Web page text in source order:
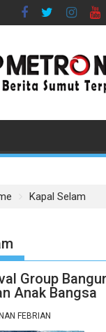
Kapal Selam
Group
Anak Bangsa
FEBRIAN